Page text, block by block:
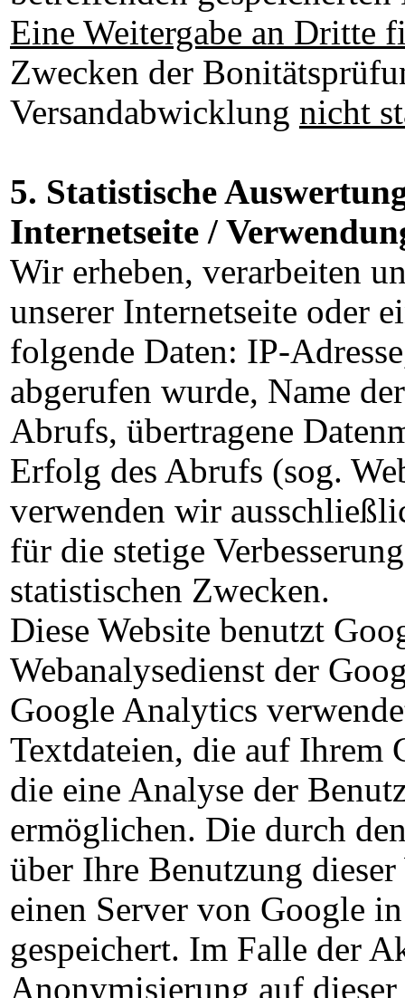
Eine Weitergabe an Dritte
Zwecken der
Versandabwicklung nicht
5. Statistische
Internetseite /
Wir erheben, verarbeiten
unserer Internetseite oder
folgende Daten: IP-
abgerufen wurde, Name
Abrufs, übertragene
Erfolg des Abrufs (sog.
verwenden wir
für die stetige
statistischen Zwecken.
Diese Website benutzt
Webanalysedienst der
Google Analytics
Textdateien, die auf Ihrem
die eine Analyse der
ermöglichen. Die durch
über Ihre Benutzung
einen Server von Google
gespeichert. Im Falle der
Anonymisierung auf